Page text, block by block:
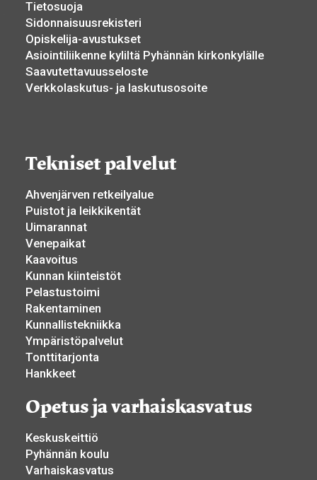
Tietosuoja
Sidonnaisuusrekisteri
Opiskelija-avustukset
Asiointiliikenne kyliltä Pyhännän kirkonkylälle
Saavutettavuusseloste
Verkkolaskutus- ja laskutusosoite
Tekniset palvelut
Ahvenjärven retkeilyalue
Puistot ja leikkikentät
Uimarannat
Venepaikat
Kaavoitus
Kunnan kiinteistöt
Pelastustoimi
Rakentaminen
Kunnallistekniikka
Ympäristöpalvelut
Tonttitarjonta
Hankkeet
Opetus ja varhaiskasvatus
Keskuskeittiö
Pyhännän koulu
Varhaiskasvatus